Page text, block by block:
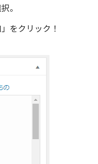
。
をクリック！